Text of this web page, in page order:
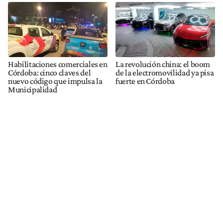
Habilitaciones comerciales en
Córdoba: cinco claves del
nuevo código que impulsa la
Municipalidad
La revolución china: el boom
de la electromovilidad ya pisa
fuerte en Córdoba